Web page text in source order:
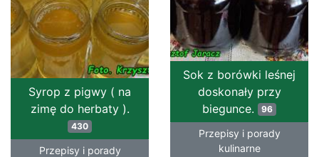
Sok z borówki leśnej
doskonały przy
biegunce. 96
Przepisy i porady
kulinarne
Syrop z pigwy ( na
zimę do herbaty ).
430
Przepisy i porady